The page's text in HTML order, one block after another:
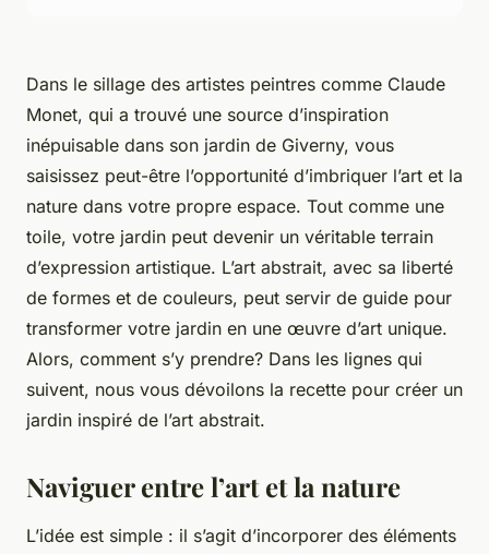
Dans le sillage des artistes peintres comme Claude
Monet, qui a trouvé une source d’inspiration
inépuisable dans son jardin de Giverny, vous
saisissez peut-être l’opportunité d’imbriquer l’art et la
nature dans votre propre espace. Tout comme une
toile, votre jardin peut devenir un véritable terrain
d’expression artistique. L’art abstrait, avec sa liberté
de formes et de couleurs, peut servir de guide pour
transformer votre jardin en une œuvre d’art unique.
Alors, comment s’y prendre? Dans les lignes qui
suivent, nous vous dévoilons la recette pour créer un
jardin inspiré de l’art abstrait.
Naviguer entre l’art et la nature
L’idée est simple : il s’agit d’incorporer des éléments